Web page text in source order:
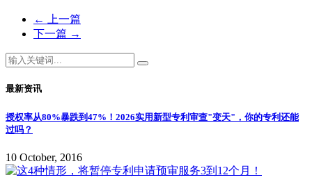
←
上一篇
下一篇 →
最新资讯
授权率从80%暴跌到47%！2026实用新型专利审查"变天"，你的专利还能
过吗？
10 October, 2016